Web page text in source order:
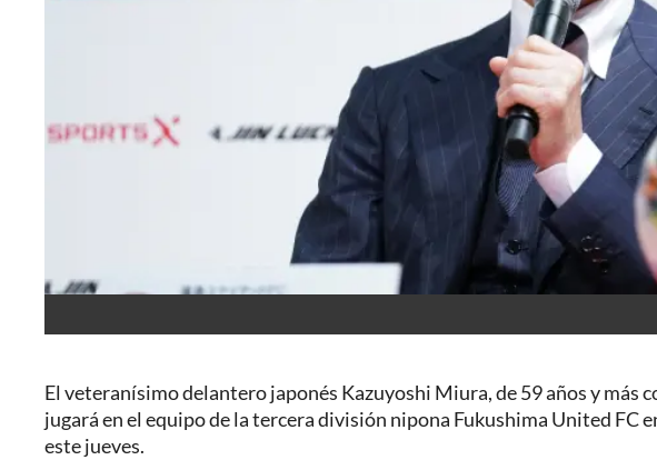
El veteranísimo delantero japonés Kazuyoshi Miura, de 59 años y más
jugará en el equipo de la tercera división nipona Fukushima United FC
este jueves.